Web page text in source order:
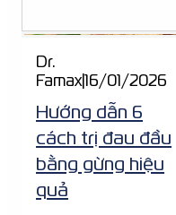
Dr.
Famax|16/01/2026
Hướng dẫn 6
cách trị đau đầu
bằng gừng hiệu
quả